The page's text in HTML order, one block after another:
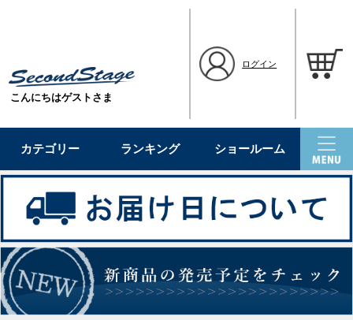
こんにちはゲストさま
ログイン
カテゴリー ランキング ショールーム